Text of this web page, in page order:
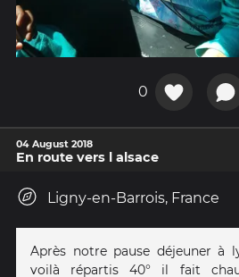
0
04 August 2018
En route vers l alsace
Ligny-en-Barrois, France
Après notre pause déjeuner à
voilà répartis 40° il fait